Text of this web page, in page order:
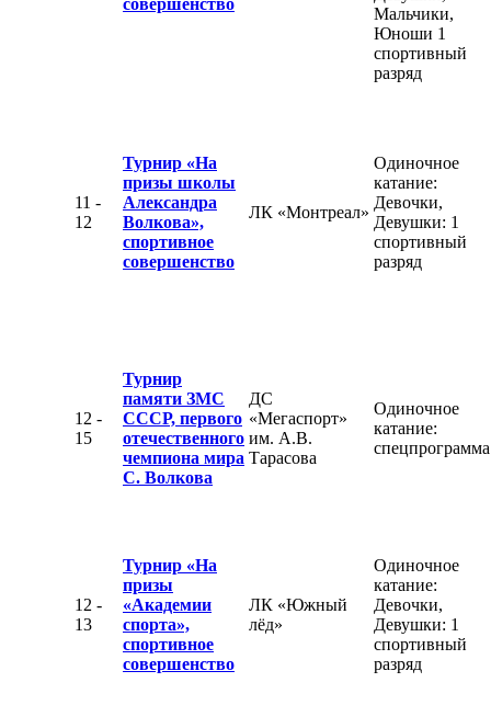
Мальчики,
Юноши 1
спортивный
разряд
11 -
12
Турнир «На
призы школы
Александра
Волкова»,
спортивное
совершенство
ЛК «Монтреал»
Одиночное
катание:
Девочки,
Девушки: 1
спортивный
разряд
12 -
15
Турнир
памяти ЗМС
СССР, первого
отечественного
чемпиона мира
С. Волкова
ДС
«Мегаспорт»
им. А.В.
Тарасова
Одиночное
катание:
спецпрограмма
12 -
13
Турнир «На
призы
«Академии
спорта»,
спортивное
совершенство
ЛК «Южный
лёд»
Одиночное
катание:
Девочки,
Девушки: 1
спортивный
разряд